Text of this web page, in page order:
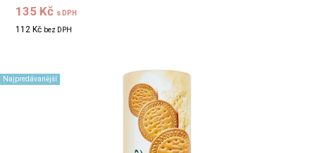
135 Kč s DPH
112 Kč bez DPH
Najpredávanější